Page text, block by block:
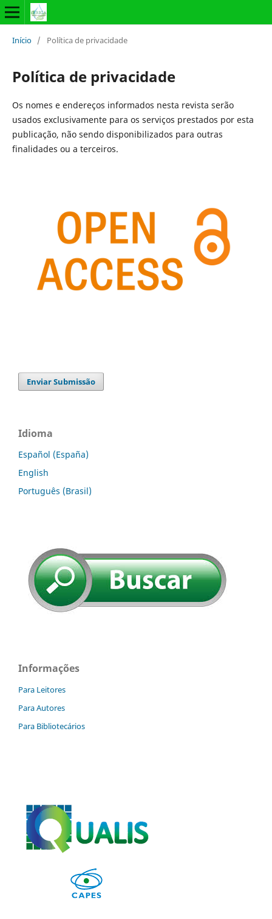
Início / Política de privacidade
Política de privacidade
Os nomes e endereços informados nesta revista serão
usados exclusivamente para os serviços prestados por esta
publicação, não sendo disponibilizados para outras
finalidades ou a terceiros.
Enviar Submissão
Idioma
Español (España)
English
Português (Brasil)
Informações
Para Leitores
Para Autores
Para Bibliotecários